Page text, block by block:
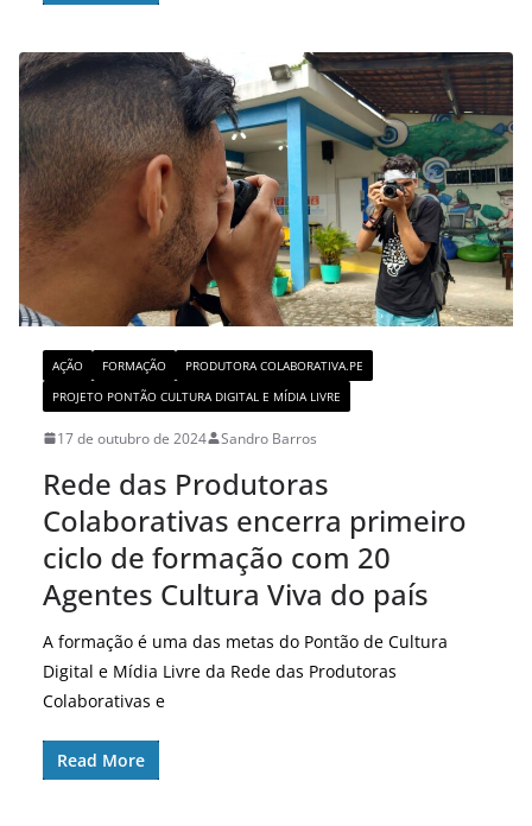
AÇÃO FORMAÇÃO
PRODUTORA COLABORATIVA.PE
PROJETO PONTÃO CULTURA DIGITAL E MÍDIA LIVRE
17 de outubro de 2024 Sandro Barros
Rede das Produtoras
Colaborativas encerra primeiro
ciclo de formação com 20
Agentes Cultura Viva do país
A formação é uma das metas do Pontão de Cultura
Digital e Mídia Livre da Rede das Produtoras
Colaborativas e
Read More